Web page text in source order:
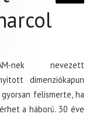
nek nevezett
dimenziókapun
felismerte, ha
a háború. 30 éve